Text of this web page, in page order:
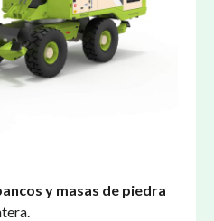
y masas de piedra